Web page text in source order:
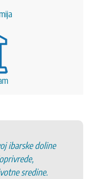
ibarske doline
sredine.